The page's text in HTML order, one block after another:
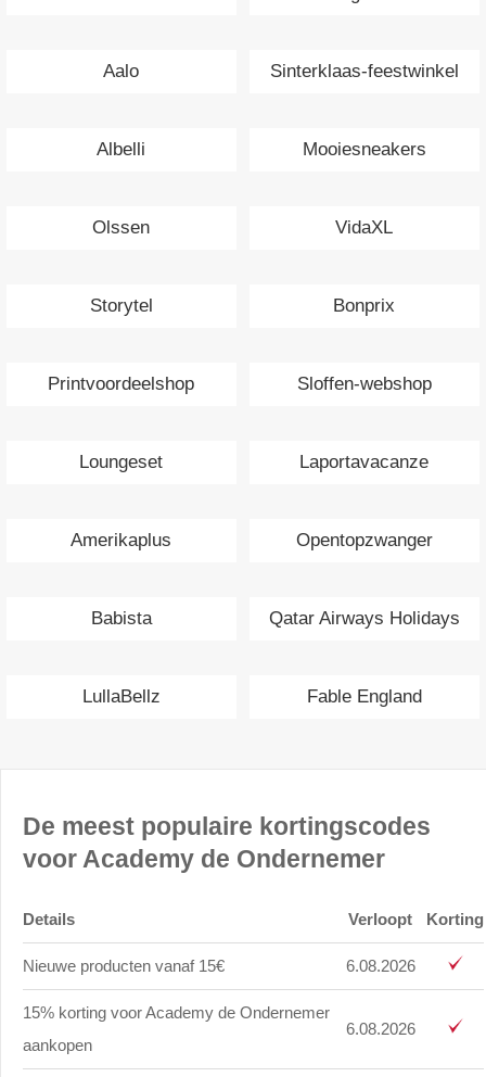
Aalo Sinterklaas-feestwinkel
Albelli Mooiesneakers
Olssen VidaXL
Storytel Bonprix
Printvoordeelshop Sloffen-webshop
Loungeset Laportavacanze
Amerikaplus Opentopzwanger
Babista Qatar Airways Holidays
LullaBellz Fable England
De meest populaire kortingscodes
voor Academy de Ondernemer
Details Verloopt Korting
Nieuwe producten vanaf 15€ 6.08.2026
15% korting voor Academy de Ondernemer
aankopen
6.08.2026